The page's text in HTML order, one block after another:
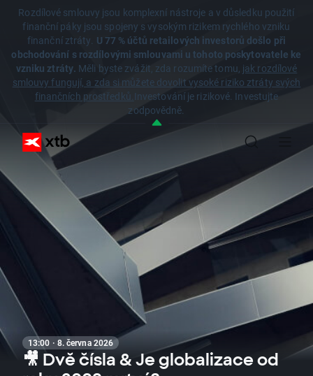
Rozdílové smlouvy jsou komplexní nástroje a v důsledku použití
finanční páky jsou spojeny s vysokým rizikem rychlého vzniku
finanční ztráty. U 77 % účtů retailových investorů došlo při
obchodování s rozdílovými smlouvami u tohoto poskytovatele ke
vzniku ztráty. Měli byste zvážit, zda rozumíte tomu, jak rozdílové
smlouvy fungují, a zda si můžete dovolit vysoké riziko ztráty svých
finančních prostředků.Investování je rizikové. Investujte
zodpovědně.
13:00 · 8. června 2026
🎥 Dvě čísla & Je globalizace od